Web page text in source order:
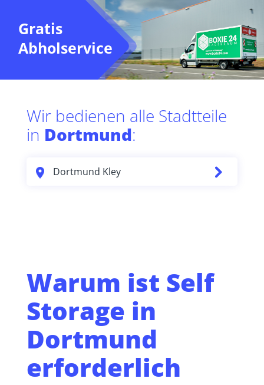
Gratis
Abholservice
Wir bedienen alle Stadtteile
in Dortmund:
Dortmund Kley
Warum ist Self
Storage in
Dortmund
erforderlich